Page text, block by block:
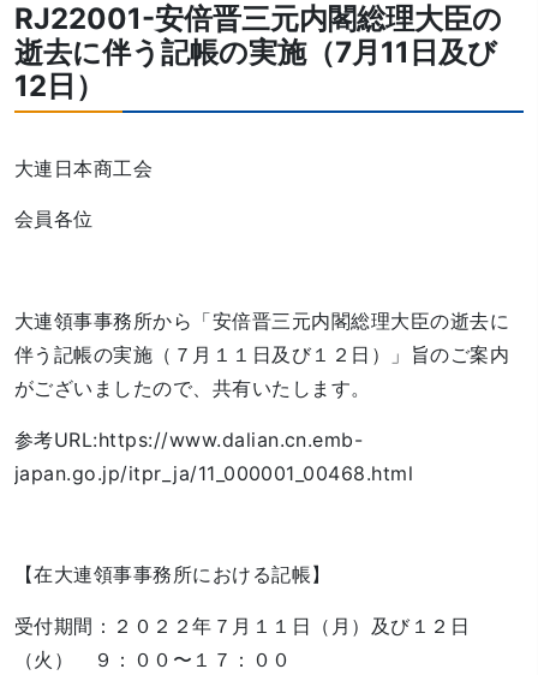
RJ22001-安倍晋三元内閣総理大臣の
逝去に伴う記帳の実施（7月11日及び
12日）
大連日本商工会
会員各位
大連領事事務所から「安倍晋三元内閣総理大臣の逝去に
伴う記帳の実施（７月１１日及び１２日）」旨のご案内
がございましたので、共有いたします。
参考URL:https://www.dalian.cn.emb-
japan.go.jp/itpr_ja/11_000001_00468.html
【在大連領事事務所における記帳】
受付期間：２０２２年７月１１日（月）及び１２日
（火） ９：００〜１７：００